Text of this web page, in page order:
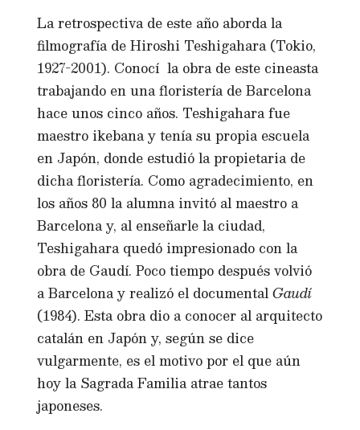
La retrospectiva de este año aborda la
filmografía de Hiroshi Teshigahara (Tokio,
1927-2001). Conocí la obra de este cineasta
trabajando en una floristería de Barcelona
hace unos cinco años. Teshigahara fue
maestro ikebana y tenía su propia escuela
en Japón, donde estudió la propietaria de
dicha floristería. Como agradecimiento, en
los años 80 la alumna invitó al maestro a
Barcelona y, al enseñarle la ciudad,
Teshigahara quedó impresionado con la
obra de Gaudí. Poco tiempo después volvió
a Barcelona y realizó el documentalGaudí
(1984). Esta obra dio a conocer al arquitecto
catalán en Japón y, según se dice
vulgarmente, es el motivo por el que aún
hoy la Sagrada Familia atrae tantos
japoneses.